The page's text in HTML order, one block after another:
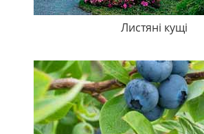
Листяні кущі